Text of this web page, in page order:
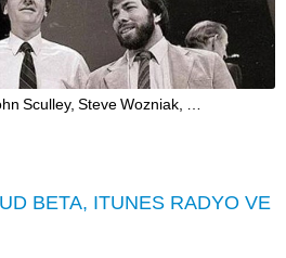
Sculley, Steve Wozniak, …
BETA, ITUNES RADYO VE